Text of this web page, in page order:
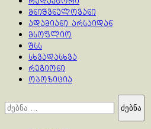
მნიშვნელოვანი
ადამიანი არსაიდან
მსოფლიო
შსს
სხვადასხვა
რეგიონი
ოპოზიცია
ძებნა: